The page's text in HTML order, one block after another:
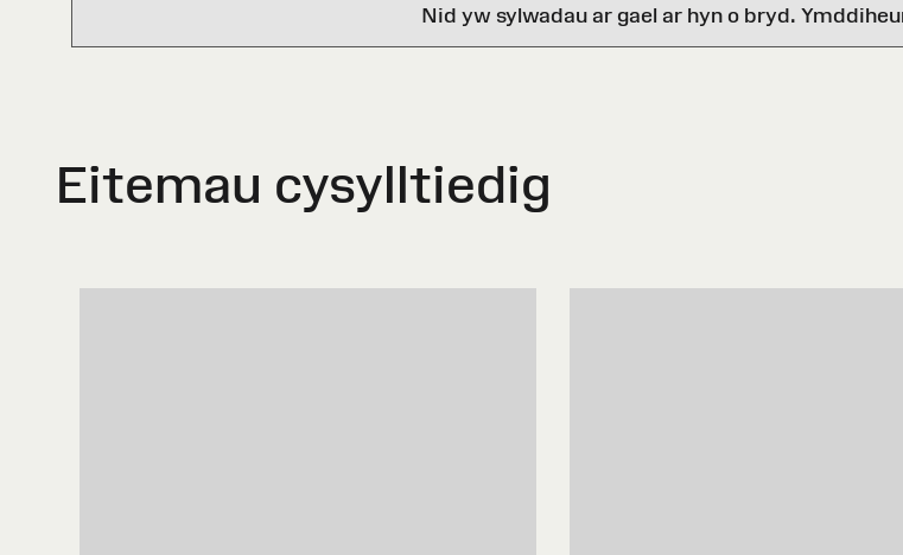
Nid yw sylwadau ar gael ar hyn o bryd.
Eitemau cysylltiedig